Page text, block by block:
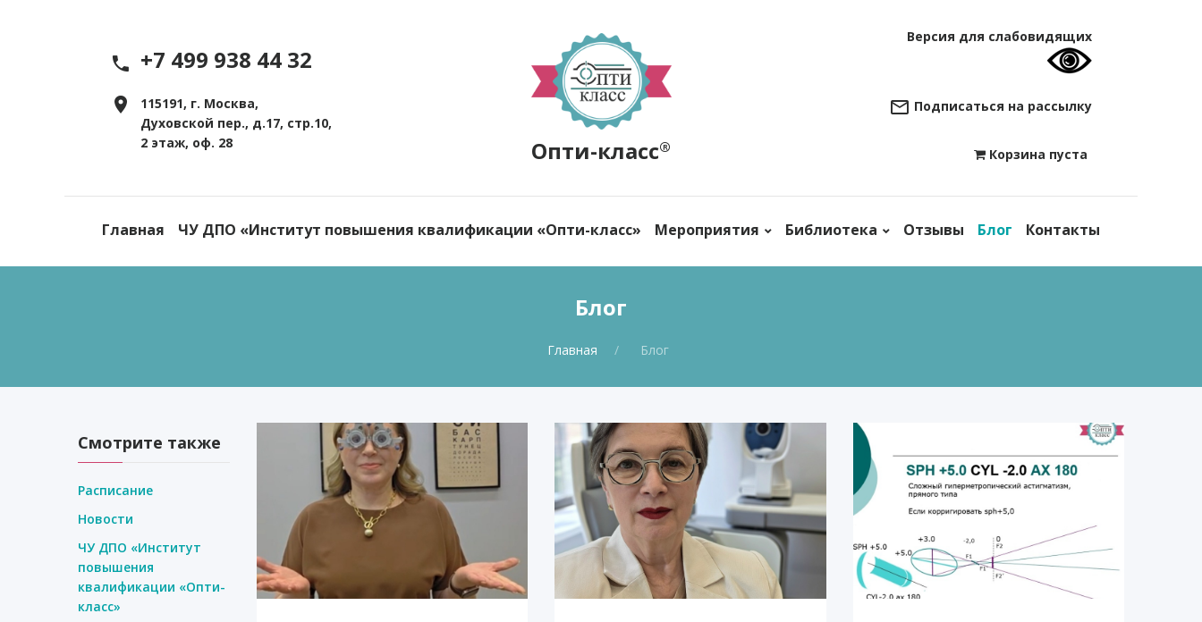
+7 499 938 44 32
115191, г. Москва,
Духовской пер., д.17, стр.10,
2 этаж, оф. 28
Опти-класс®
Версия для слабовидящих
Подписаться на рассылку
Корзина пуста
Главная ЧУ ДПО «Институт повышения квалификации «Опти-класс» Мероприятия Библиотека Отзывы Блог Контакты
Блог
Главная Блог
Смотрите также
Расписание
Новости
ЧУ ДПО «Институт
повышения
квалификации «Опти-
класс»